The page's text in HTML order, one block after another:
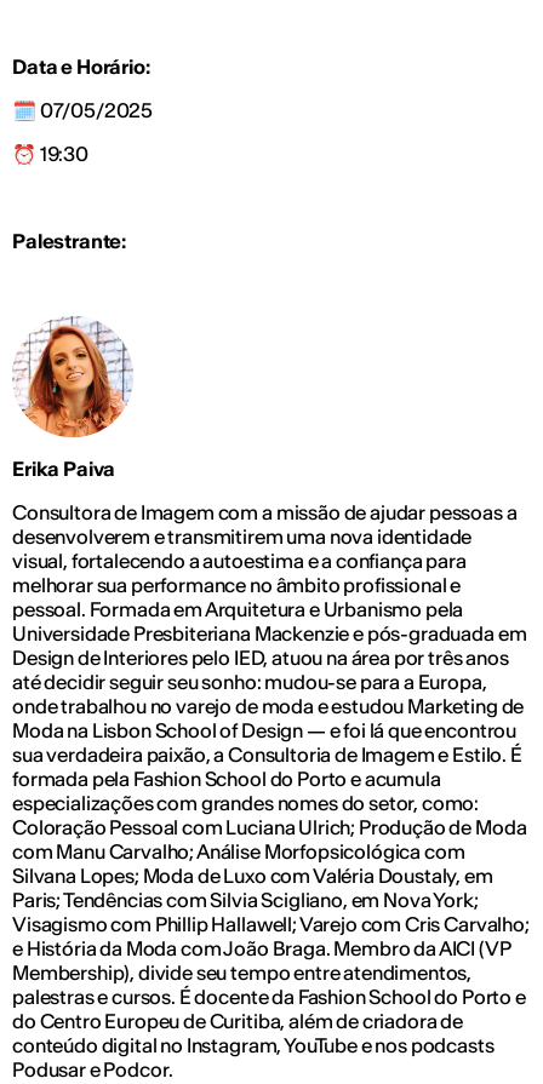
Data e Horário:
🗓️ 07/05/2025
⏰ 19:30
Palestrante:
Erika Paiva
Consultora de Imagem com a missão de ajudar pessoas a
desenvolverem e transmitirem uma nova identidade
visual, fortalecendo a autoestima e a confiança para
melhorar sua performance no âmbito profissional e
pessoal. Formada em Arquitetura e Urbanismo pela
Universidade Presbiteriana Mackenzie e pós-graduada em
Design de Interiores pelo IED, atuou na área por três anos
até decidir seguir seu sonho: mudou-se para a Europa,
onde trabalhou no varejo de moda e estudou Marketing de
Moda na Lisbon School of Design — e foi lá que encontrou
sua verdadeira paixão, a Consultoria de Imagem e Estilo. É
formada pela Fashion School do Porto e acumula
especializações com grandes nomes do setor, como:
Coloração Pessoal com Luciana Ulrich; Produção de Moda
com Manu Carvalho; Análise Morfopsicológica com
Silvana Lopes; Moda de Luxo com Valéria Doustaly, em
Paris; Tendências com Silvia Scigliano, em Nova York;
Visagismo com Phillip Hallawell; Varejo com Cris Carvalho;
e História da Moda com João Braga. Membro da AICI (VP
Membership), divide seu tempo entre atendimentos,
palestras e cursos. É docente da Fashion School do Porto e
do Centro Europeu de Curitiba, além de criadora de
conteúdo digital no Instagram, YouTube e nos podcasts
PodusarePodcor.